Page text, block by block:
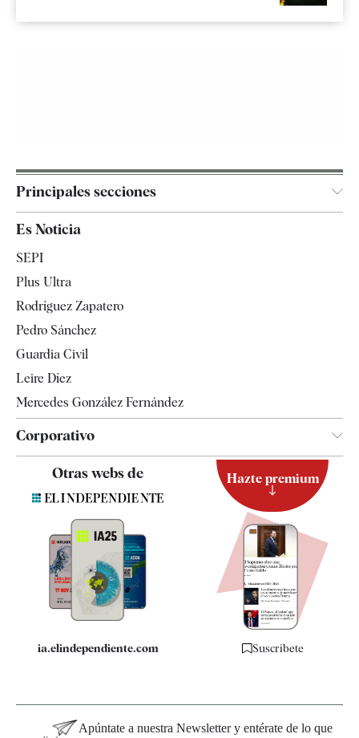
Principales secciones
España
Televisión
Es Noticia
SEPI
Plus Ultra
Rodríguez Zapatero
Pedro Sánchez
Guardia Civil
Leire Díez
Mercedes González Fernández
Corporativo
Contacto
Quiénes somos
Especificaciones
Otras webs de
ia.elindependiente.com
Hazte premium
Suscríbete
Apúntate a nuestra Newsletter y entérate de lo que